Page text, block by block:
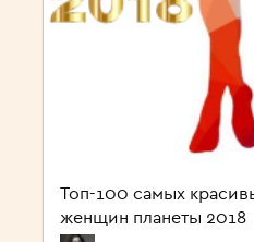
Топ-100 самых
женщин планеты 2018